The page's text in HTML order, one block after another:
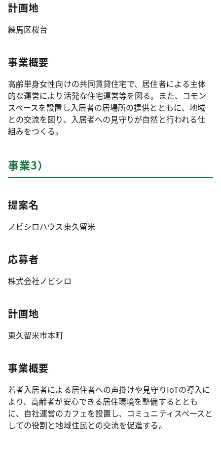
計画地
練馬区桜台
事業概要
高齢単身女性向けの共同賃貸住宅で、居住者による主体
的な運営により活発な住宅運営等を図る。また、コモン
スペースを設置し入居者の居場所の提供とともに、地域
との交流を図り、入居者への見守りが自然と行われる仕
組みをつくる。
事業3）
提案名
ノビシロハウス東久留米
応募者
株式会社ノビシロ
計画地
東久留米市本町
事業概要
若者入居者による居住者への声掛けや見守りIoTの導入に
より、高齢者が安心できる居住環境を整備するととも
に、自社運営のカフェを設置し、コミュニティスペースと
しての役割と地域住民との交流を促進する。